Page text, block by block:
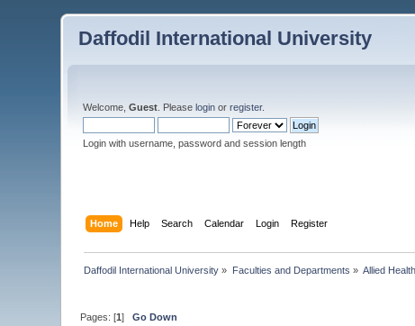
Daffodil International University
Welcome,Guest . Pleaselogin orregister.
Login with username, password and session length
Home Help Search Calendar Login Register
Daffodil International University » Faculties and Departments » Allied
Pages: [1]Go Down